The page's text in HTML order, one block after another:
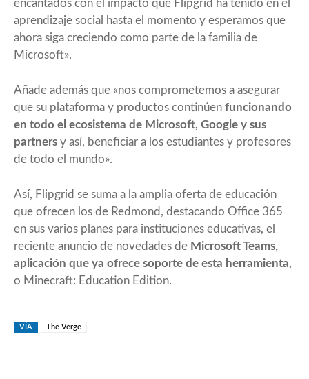
encantados con el impacto que Flipgrid ha tenido en el
aprendizaje social hasta el momento y esperamos que
ahora siga creciendo como parte de la familia de
Microsoft».
Añade además que «nos comprometemos a asegurar
que su plataforma y productos continúen funcionando
en todo el ecosistema de Microsoft, Google y sus
partners y así, beneficiar a los estudiantes y profesores
de todo el mundo».
Así, Flipgrid se suma a la amplia oferta de educación
que ofrecen los de Redmond, destacando Office 365
en sus varios planes para instituciones educativas, el
reciente anuncio de novedades de Microsoft Teams,
aplicación que ya ofrece soporte de esta herramienta,
o Minecraft: Education Edition.
VÍA The Verge